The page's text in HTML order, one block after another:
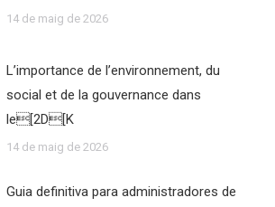
14 de maig de 2026
L’importance de l’environnement, du
social et de la gouvernance dans
le[2D[K
14 de maig de 2026
Guia definitiva para administradores de